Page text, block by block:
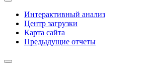
Интерактивный анализ
Центр загрузки
Карта сайта
Предыдущие отчеты